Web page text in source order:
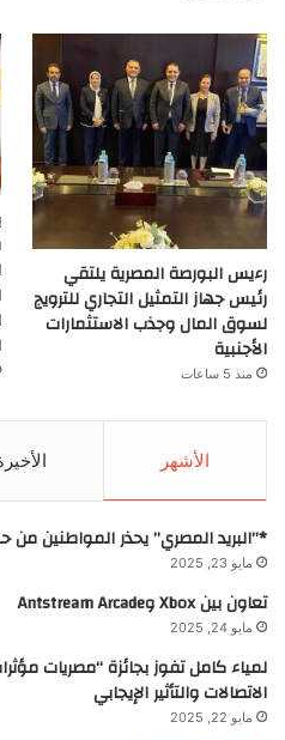
رءيس البورصة المصرية يلتقي
رئيس جهاز التمثيل التجاري للترويج
لسوق المال وجذب الاستثمارات
الأجنبية
منذ 5 ساعات
الأشهر
*”البريد المصري” يحذر المواطنين من
مايو 23, 2025
تعاون بين Xbox وAntstream Arcade
مايو 24, 2025
لمياء كامل تفوز بجائزة “مصريات
الاتصالات والتأثير الإيجابي
مايو 22, 2025